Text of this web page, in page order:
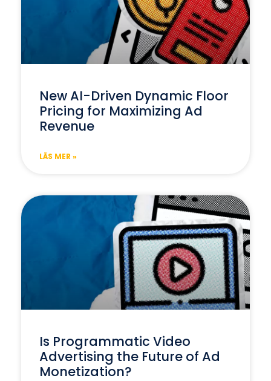
New AI-Driven Dynamic Floor
Pricing for Maximizing Ad
Revenue
LÄS MER »
Is Programmatic Video
Advertising the Future of Ad
Monetization?